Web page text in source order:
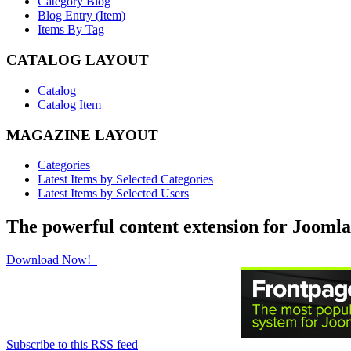
Blog Entry (Item)
Items By Tag
CATALOG LAYOUT
Catalog
Catalog Item
MAGAZINE LAYOUT
Categories
Latest Items by Selected Categories
Latest Items by Selected Users
The powerful content extension for
Download Now!
Subscribe to this RSS feed